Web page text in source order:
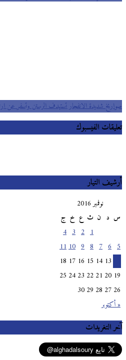
صواريخ شديدة الانفجار تستهدف الرستن وتسفر عن
تعليقات الفيسبوك
أرشيف التيار
نوفمبر 2016
س
ث خ ج
« أكتوبر
10
11
13
14
15
16
17
18
19
20
21
22
23
24
25
26
27
28
29
30
آخر التغريدات